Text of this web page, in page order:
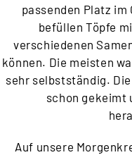
passenden Platz
befüllen Töpfe
verschiedenen
können. Die meisten
sehr selbstständig.
schon gekeimt
Auf unsere